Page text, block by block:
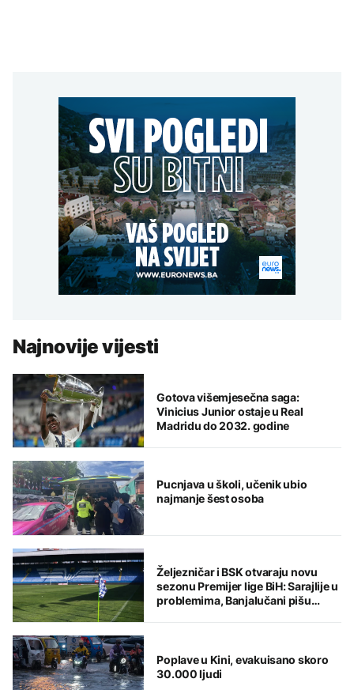
Najnovije vijesti
Gotova višemjesečna saga:
Vinicius Junior ostaje u Real
Madridu do 2032. godine
Pucnjava u školi, učenik ubio
najmanje šest osoba
Željezničar i BSK otvaraju novu
sezonu Premijer lige BiH: Sarajlije u
problemima, Banjalučani pišu
Poplave u Kini, evakuisano skoro
30.000 ljudi